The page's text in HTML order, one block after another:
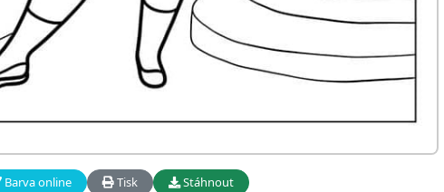
Barva online Tisk Stáhnout